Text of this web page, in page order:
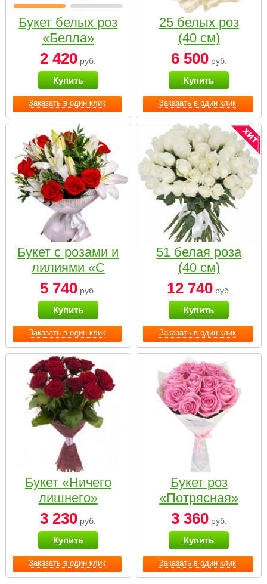
Заказать в один клик
Букет белых роз
«Белла»
2 420 руб.
Купить
Заказать в один клик
25 белых роз
(40 см)
6 500руб.
Купить
Заказать в один клик
Букет с розами и
лилиями «С
наилучшими
пожеланиями»
5 740 руб.
Купить
Заказать в один клик
51 белая роза
(40 см)
12 740руб.
Купить
Заказать в один клик
Букет «Ничего
лишнего»
3 230 руб.
Купить
Заказать в один клик
Букет роз
«Потрясная»
3 360руб.
Купить